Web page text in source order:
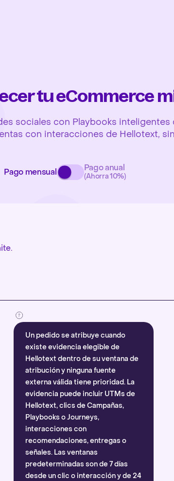
tu eCommerce
sociales con Playbooks
con interacciones de Hellotext,
Pago mensual Pago anual
(Ahorra 10%)
Un pedido se atribuye cuando
existe evidencia elegible de
Hellotext dentro de su ventana de
atribución y ninguna fuente
externa válida tiene prioridad. La
evidencia puede incluir UTMs de
Hellotext, clics de Campañas,
Playbooks o Journeys,
interacciones con
recomendaciones, entregas o
señales. Las ventanas
predeterminadas son de 7 días
desde un clic o interacción y de 24